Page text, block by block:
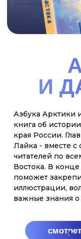
смотреть
собакой Лайкой,
но и пользоваться
путешествие на
по холодным морям
только захватывающие
знания — о русском
истории его покорения,
природе и столь же
уникальных российских
подобных которым нет
домой, Ваня и Варя